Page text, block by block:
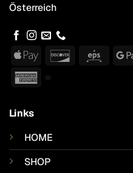
Österreich
Apple
Discover Eps
Links
HOME
SHOP